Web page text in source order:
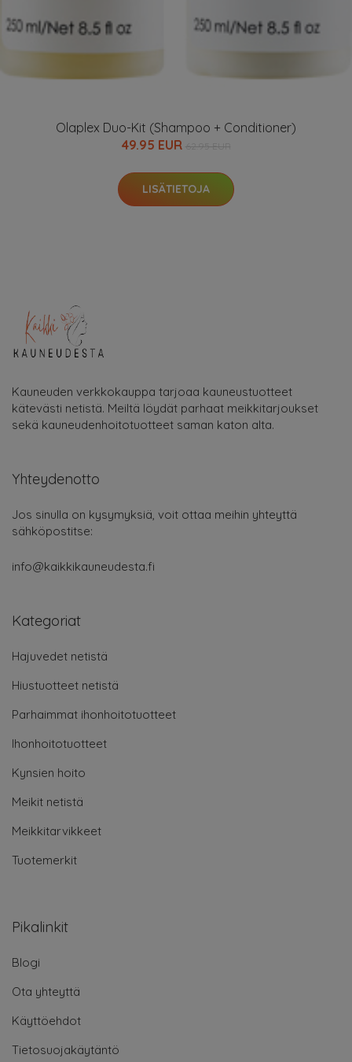
Olaplex Duo-Kit (Shampoo + Conditioner)
49.95 EUR
LISÄTIETOJA
Kauneuden verkkokauppa tarjoaa kauneustuotteet
kätevästi netistä. Meiltä löydät parhaat meikkitarjoukset
sekä kauneudenhoitotuotteet saman katon alta.
Yhteydenotto
Jos sinulla on kysymyksiä, voit ottaa meihin yhteyttä
sähköpostitse:
info@kaikkikauneudesta.fi
Kategoriat
Hajuvedet netistä
Hiustuotteet netistä
Parhaimmat ihonhoitotuotteet
Ihonhoitotuotteet
Kynsien hoito
Meikit netistä
Meikkitarvikkeet
Tuotemerkit
Pikalinkit
Blogi
Ota yhteyttä
Käyttöehdot
Tietosuojakäytäntö